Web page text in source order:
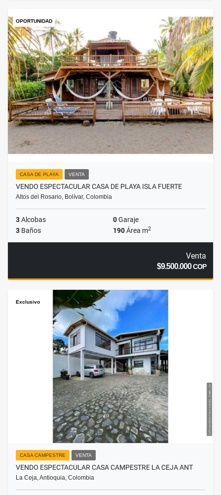
OPORTUNIDAD
CASA DE PLAYA VENTA
VENDO ESPECTACULAR CASA DE PLAYA ISLA FUERTE
Altos del Rosario, Bolívar, Colombia
3Alcobas 0Garaje
3 Baños 190Área m2
Venta
$9.500.000COP
Exclusivo
CASA CAMPESTRE VENTA
VENDO ESPECTACULAR CASA CAMPESTRE LA CEJA ANT
La Ceja, Antioquia, Colombia